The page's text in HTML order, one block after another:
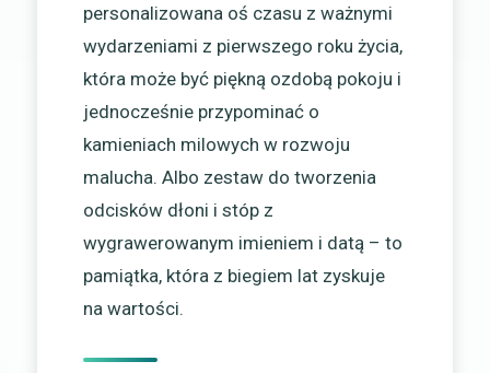
personalizowana oś czasu z ważnymi
wydarzeniami z pierwszego roku życia,
która może być piękną ozdobą pokoju i
jednocześnie przypominać o
kamieniach milowych w rozwoju
malucha. Albo zestaw do tworzenia
odcisków dłoni i stóp z
wygrawerowanym imieniem i datą – to
pamiątka, która z biegiem lat zyskuje
na wartości.